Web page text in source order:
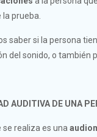
prueba.
saber si la persona
del sonido, o también
AUDITIVA DE UNA
se realiza es una